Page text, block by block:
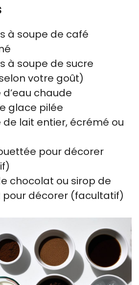
à soupe de café
à soupe de sucre
votre goût)
d’eau chaude
glace pilée
de lait entier, écrémé ou
pour décorer
chocolat ou sirop de
décorer (facultatif)